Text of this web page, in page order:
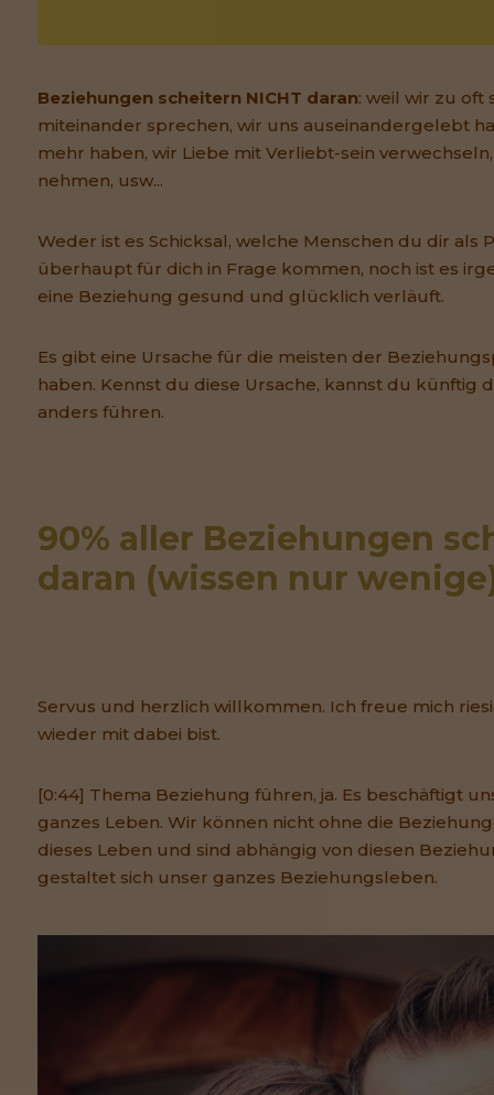
Beziehungen scheitern NICHT daran: weil wir zu oft
miteinander sprechen, wir uns auseinandergelebt
mehr haben, wir Liebe mit Verliebt-sein
nehmen, usw...
Weder ist es Schicksal, welche Menschen du dir als
überhaupt für dich in Frage kommen, noch ist es
eine Beziehung gesund und glücklich verläuft.
Es gibt eine Ursache für die meisten der
haben. Kennst du diese Ursache, kannst du künftig
anders führen.
90% aller Beziehungen
daran (wissen nur
Servus und herzlich willkommen. Ich freue mich
wieder mit dabei bist.
[0:44] Thema Beziehung führen, ja. Es beschäftigt
ganzes Leben. Wir können nicht ohne die
dieses Leben und sind abhängig von diesen
gestaltet sich unser ganzes Beziehungsleben.